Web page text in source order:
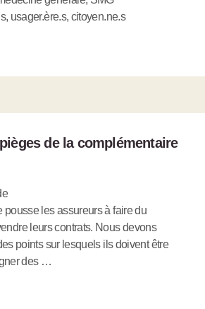
usager.ère.s, citoyen.ne.s
de la complémentaire
pousse les assureurs à faire du
leurs contrats. Nous devons
points sur lesquels ils doivent être
des …